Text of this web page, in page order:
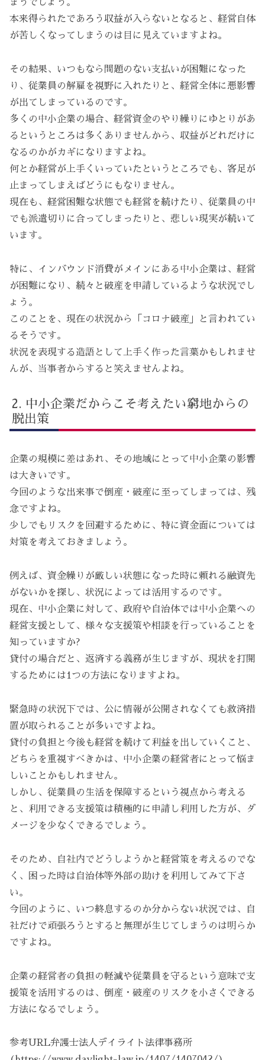
まうでしょう。
本来得られたであろう収益が入らないとなると、経営自体
が苦しくなってしまうのは目に見えていますよね。
その結果、いつもなら問題のない支払いが困難になった
り、従業員の解雇を視野に入れたりと、経営全体に悪影響
が出てしまっているのです。
多くの中小企業の場合、経営資金のやり繰りにゆとりがあ
るというところは多くありませんから、収益がどれだけに
なるのかがカギになりますよね。
何とか経営が上手くいっていたというところでも、客足が
止まってしまえばどうにもなりません。
現在も、経営困難な状態でも経営を続けたり、従業員の中
でも派遣切りに合ってしまったりと、悲しい現実が続いて
います。
特に、インバウンド消費がメインにある中小企業は、経営
が困難になり、続々と破産を申請しているような状況でし
ょう。
このことを、現在の状況から「コロナ破産」と言われてい
るそうです。
状況を表現する造語として上手く作った言葉かもしれませ
んが、当事者からすると笑えませんよね。
中小企業だからこそ考えたい窮地からの
脱出策
企業の規模に差はあれ、その地域にとって中小企業の影響
は大きいです。
今回のような出来事で倒産・破産に至ってしまっては、残
念ですよね。
少しでもリスクを回避するために、特に資金面については
対策を考えておきましょう。
例えば、資金繰りが厳しい状態になった時に頼れる融資先
がないかを探し、状況によっては活用するのです。
現在、中小企業に対して、政府や自治体では中小企業への
経営支援として、様々な支援策や相談を行っていることを
知っていますか?
貸付の場合だと、返済する義務が生じますが、現状を打開
するためには1つの方法になりますよね。
緊急時の状況下では、公に情報が公開されなくても救済措
置が取られることが多いですよね。
貸付の負担と今後も経営を続けて利益を出していくこと、
どちらを重視すべきかは、中小企業の経営者にとって悩ま
しいことかもしれません。
しかし、従業員の生活を保障するという視点から考える
と、利用できる支援策は積極的に申請し利用した方が、ダ
メージを少なくできるでしょう。
そのため、自社内でどうしようかと経営策を考えるのでな
く、困った時は自治体等外部の助けを利用してみて下さ
い。
今回のように、いつ終息するのか分からない状況では、自
社だけで頑張ろうとすると無理が生じてしまうのは明らか
ですよね。
企業の経営者の負担の軽減や従業員を守るという意味で支
援策を活用するのは、倒産・破産のリスクを小さくできる
方法になるでしょう。
参考URL弁護士法人デイライト法律事務所